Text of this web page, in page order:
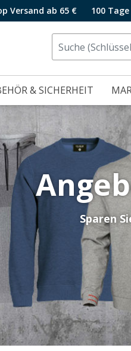
Versand ab 65 € 100
& SICHERHEIT
Sparen